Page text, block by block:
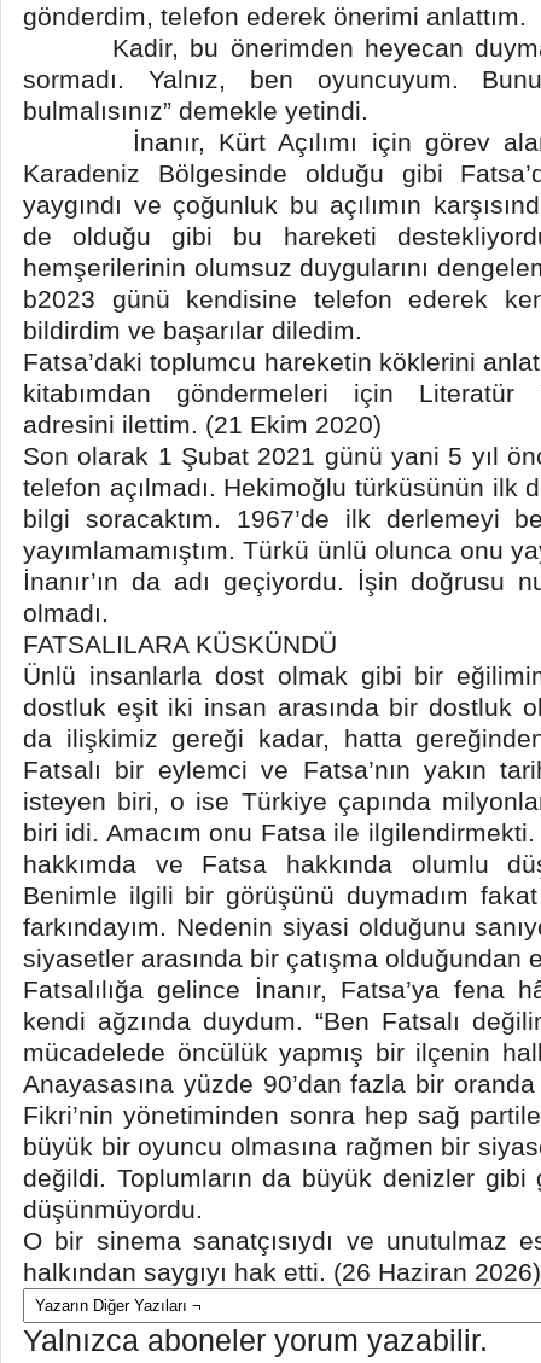
gönderdim, telefon ederek önerimi anlattım.
Kadir, bu önerimden heyecan
sormadı. Yalnız, ben oyuncuyum.
bulmalısınız” demekle yetindi.
İnanır, Kürt Açılımı için görev alan
Karadeniz Bölgesinde olduğu gibi
yaygındı ve çoğunluk bu açılımın
de olduğu gibi bu hareketi
hemşerilerinin olumsuz duygularını
b2023 günü kendisine telefon ederek
bildirdim ve başarılar diledim.
Fatsa’daki toplumcu hareketin köklerini
kitabımdan göndermeleri için Literatür
adresini ilettim. (21 Ekim 2020)
Son olarak 1 Şubat 2021 günü yani 5 yıl
telefon açılmadı. Hekimoğlu türküsünün ilk
bilgi soracaktım. 1967’de ilk derlemeyi
yayımlamamıştım. Türkü ünlü olunca onu
İnanır’ın da adı geçiyordu. İşin doğrusu
olmadı.
FATSALILARA KÜSKÜNDÜ
Ünlü insanlarla dost olmak gibi bir
dostluk eşit iki insan arasında bir dostluk
da ilişkimiz gereği kadar, hatta
Fatsalı bir eylemci ve Fatsa’nın yakın
isteyen biri, o ise Türkiye çapında
biri idi. Amacım onu Fatsa ile ilgilendirmekti.
hakkımda ve Fatsa hakkında olumlu
Benimle ilgili bir görüşünü duymadım fakat
farkındayım. Nedenin siyasi olduğunu
siyasetler arasında bir çatışma olduğundan
Fatsalılığa gelince İnanır, Fatsa’ya fena
kendi ağzında duydum. “Ben Fatsalı
mücadelede öncülük yapmış bir ilçenin
Anayasasına yüzde 90’dan fazla bir
Fikri’nin yönetiminden sonra hep sağ
büyük bir oyuncu olmasına rağmen bir
değildi. Toplumların da büyük denizler gibi
düşünmüyordu.
O bir sinema sanatçısıydı ve unutulmaz
halkından saygıyı hak etti. (26 Haziran 2026)
Yalnızca aboneler yorum yazabilir.